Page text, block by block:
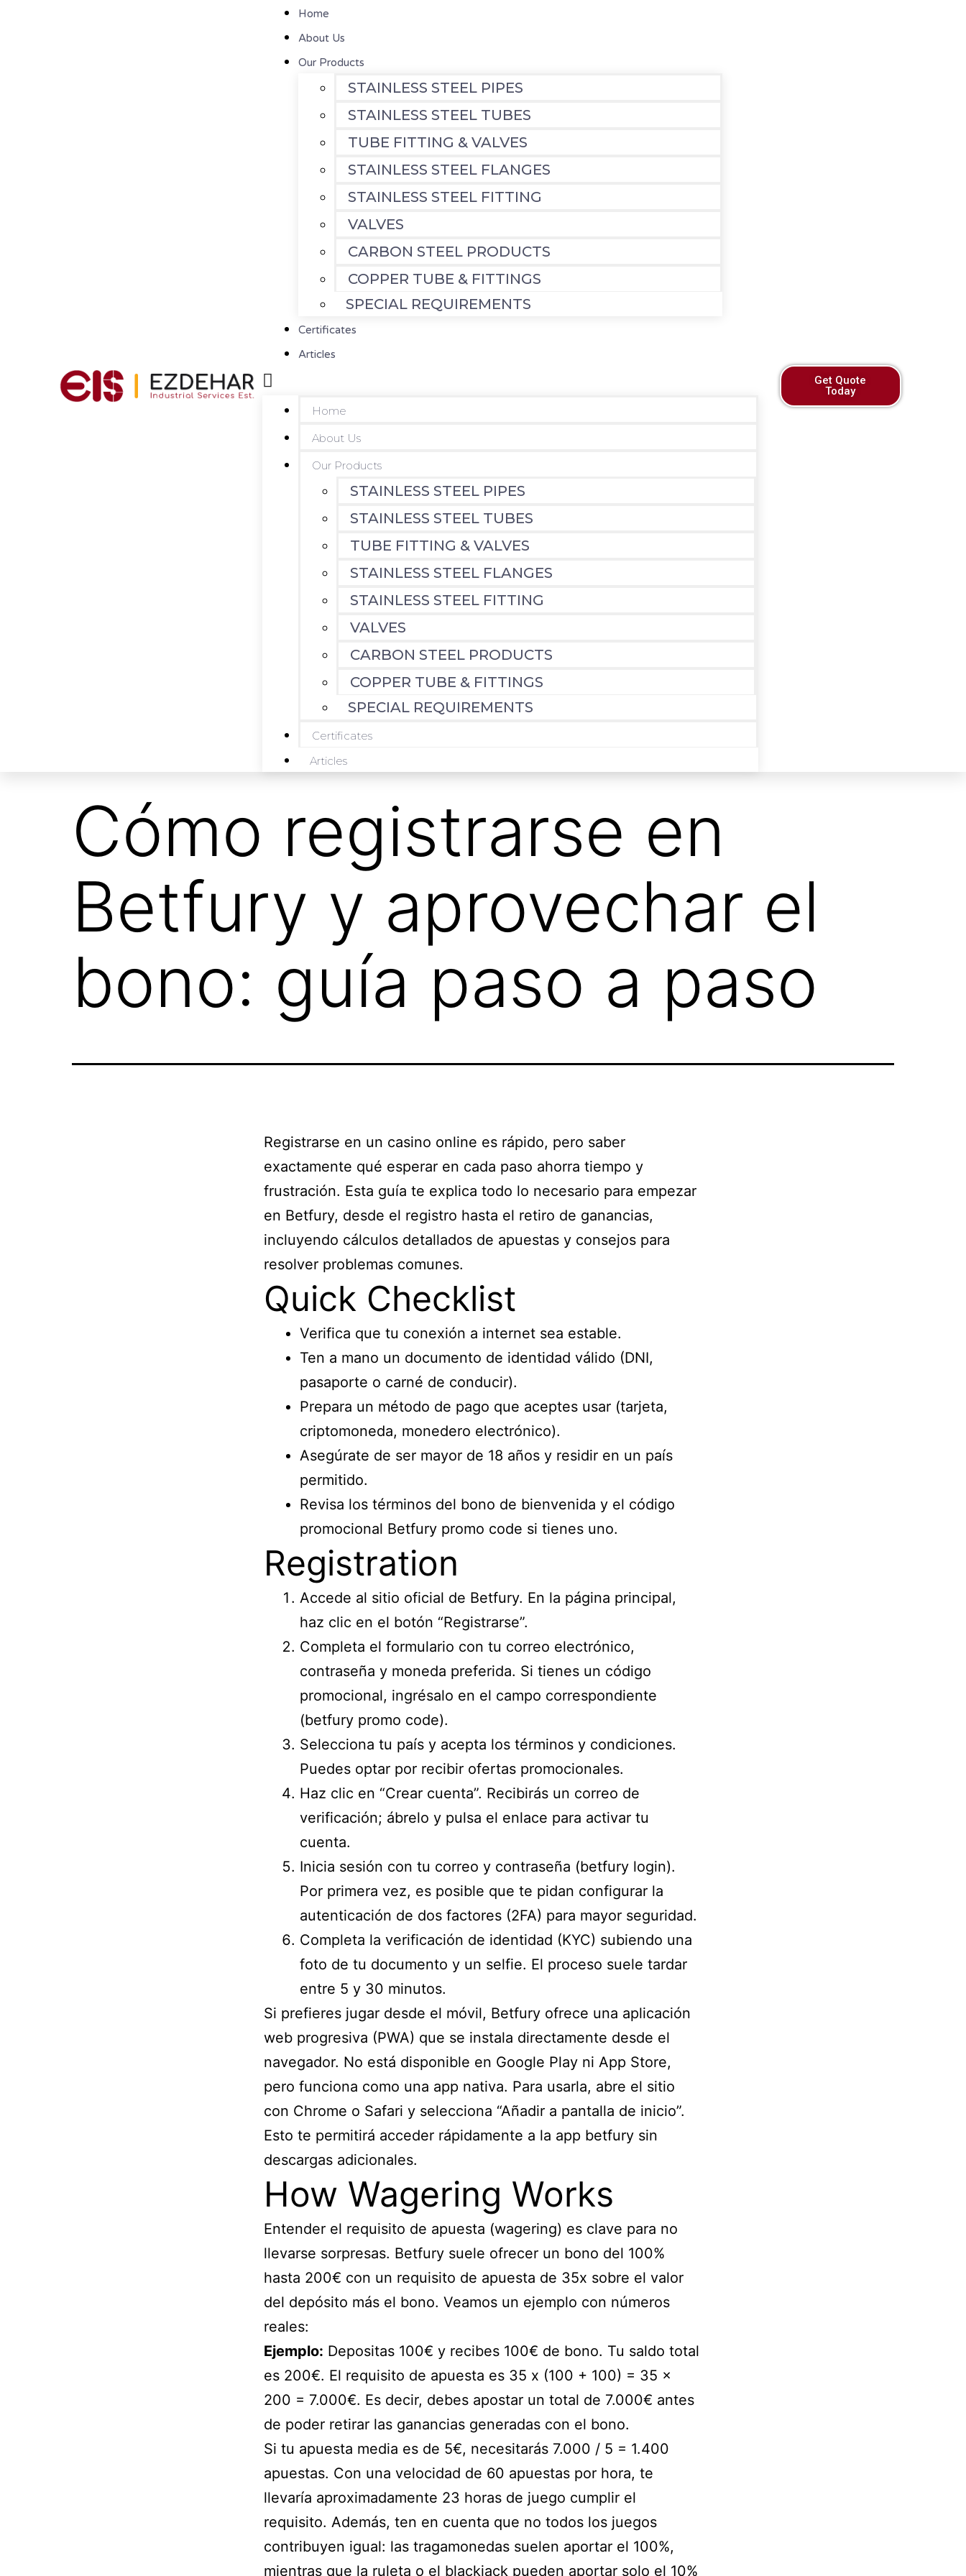
Home
About Us
Our Products
STAINLESS STEEL PIPES
STAINLESS STEEL TUBES
TUBE FITTING & VALVES
STAINLESS STEEL FLANGES
STAINLESS STEEL FITTING
VALVES
CARBON STEEL PRODUCTS
COPPER TUBE & FITTINGS
SPECIAL REQUIREMENTS
Certificates
Articles
Home
About Us
Our Products
STAINLESS STEEL PIPES
STAINLESS STEEL TUBES
TUBE FITTING & VALVES
STAINLESS STEEL FLANGES
STAINLESS STEEL FITTING
VALVES
CARBON STEEL PRODUCTS
COPPER TUBE & FITTINGS
SPECIAL REQUIREMENTS
Certificates
Articles
Get Quote
Today
Cómo registrarse en
Betfury y aprovechar el
bono: guía paso a paso
Registrarse en un casino online es rápido, pero saber
exactamente qué esperar en cada paso ahorra tiempo y
frustración. Esta guía te explica todo lo necesario para empezar
en Betfury, desde el registro hasta el retiro de ganancias,
incluyendo cálculos detallados de apuestas y consejos para
resolver problemas comunes.
Quick Checklist
Verifica que tu conexión a internet sea estable.
Ten a mano un documento de identidad válido (DNI,
pasaporte o carné de conducir).
Prepara un método de pago que aceptes usar (tarjeta,
criptomoneda, monedero electrónico).
Asegúrate de ser mayor de 18 años y residir en un país
permitido.
Revisa los términos del bono de bienvenida y el código
promocional Betfury promo code si tienes uno.
Registration
Accede al sitio oficial de Betfury. En la página principal,
haz clic en el botón “Registrarse”.
Completa el formulario con tu correo electrónico,
contraseña y moneda preferida. Si tienes un código
promocional, ingrésalo en el campo correspondiente
(betfury promo code).
Selecciona tu país y acepta los términos y condiciones.
Puedes optar por recibir ofertas promocionales.
Haz clic en “Crear cuenta”. Recibirás un correo de
verificación; ábrelo y pulsa el enlace para activar tu
cuenta.
Inicia sesión con tu correo y contraseña (betfury login).
Por primera vez, es posible que te pidan configurar la
autenticación de dos factores (2FA) para mayor seguridad.
Completa la verificación de identidad (KYC) subiendo una
foto de tu documento y un selfie. El proceso suele tardar
entre 5 y 30 minutos.
Si prefieres jugar desde el móvil, Betfury ofrece una aplicación
web progresiva (PWA) que se instala directamente desde el
navegador. No está disponible en Google Play ni App Store,
pero funciona como una app nativa. Para usarla, abre el sitio
con Chrome o Safari y selecciona “Añadir a pantalla de inicio”.
Esto te permitirá acceder rápidamente a la app betfury sin
descargas adicionales.
How Wagering Works
Entender el requisito de apuesta (wagering) es clave para no
llevarse sorpresas. Betfury suele ofrecer un bono del 100%
hasta 200€ con un requisito de apuesta de 35x sobre el valor
del depósito más el bono. Veamos un ejemplo con números
reales:
Ejemplo: Depositas 100€ y recibes 100€ de bono. Tu saldo total
es 200€. El requisito de apuesta es 35 x (100 + 100) = 35 x
200 = 7.000€. Es decir, debes apostar un total de 7.000€ antes
de poder retirar las ganancias generadas con el bono.
Si tu apuesta media es de 5€, necesitarás 7.000 / 5 = 1.400
apuestas. Con una velocidad de 60 apuestas por hora, te
llevaría aproximadamente 23 horas de juego cumplir el
requisito. Además, ten en cuenta que no todos los juegos
contribuyen igual: las tragamonedas suelen aportar el 100%,
mientras que la ruleta o el blackjack pueden aportar solo el 10%